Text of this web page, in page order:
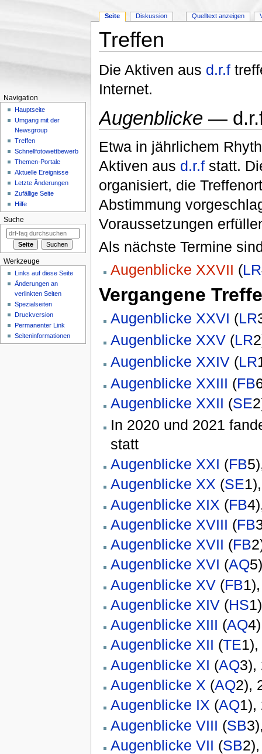
Treffen
Die Aktiven aus d.r.f
Internet.
Augenblicke— d.r.f
Etwa in jährlichem
Aktiven aus d.r.fstatt.
organisiert, die
Abstimmung
Voraussetzungen
Als nächste Termine
Augenblicke XXVII (LR
Vergangene
Augenblicke XXVI (LR
Augenblicke XXV(LR
Augenblicke XXIV(LR
Augenblicke XXIII (FB
Augenblicke XXII (SE
In 2020 und 2021
statt
Augenblicke XXI (FB
Augenblicke XX (SE
Augenblicke XIX (FB
Augenblicke XVIII (FB
Augenblicke XVII (FB
Augenblicke XVI (AQ
Augenblicke XV(FB
Augenblicke XIV(HS
Augenblicke XIII (AQ
Augenblicke XII (TE
Augenblicke XI (AQ3),
Augenblicke X (AQ2),
Augenblicke IX (AQ1),
Augenblicke VIII (SB
Augenblicke VII (SB
Seite Diskussion Quelltext anzeigen
Navigation
Hauptseite
Umgang mit der
Newsgroup
Treffen
Schnellfotowettbewerb
Themen-Portale
Aktuelle Ereignisse
Letzte Änderungen
Zufällige Seite
Hilfe
Suche
Werkzeuge
Links auf diese Seite
Änderungen an
verlinkten Seiten
Spezialseiten
Druckversion
Permanenter Link
Seiten­informationen